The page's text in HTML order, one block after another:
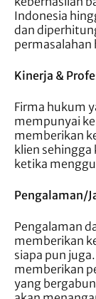
Indonesia
dan
permasalahan
Kinerja &
Firma hukum
mempunyai
memberikan
klien sehingga
ketika
Pengalaman/
Pengalaman
memberikan
siapa pun
memberikan
yang